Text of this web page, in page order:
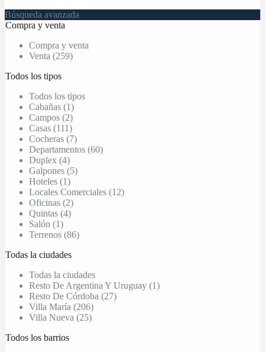
Búsqueda avanzada
Compra y venta
Compra y venta
Venta (259)
Todos los tipos
Todos los tipos
Cabañas (1)
Campos (2)
Casas (111)
Cocheras (7)
Departamentos (60)
Duplex (4)
Galpones (5)
Hoteles (1)
Locales Comerciales (12)
Oficinas (2)
Quintas (4)
Salón (1)
Terrenos (86)
Todas la ciudades
Todas la ciudades
Resto De Argentina Y Uruguay (1)
Resto De Córdoba (27)
Villa María (206)
Villa Nueva (25)
Todos los barrios